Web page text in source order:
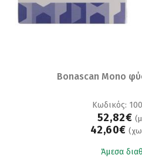
Bonascan Mono
Κωδικός:
52,82€
42,60€
Άμεσα